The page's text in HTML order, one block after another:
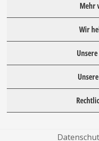
Mehr
Wir